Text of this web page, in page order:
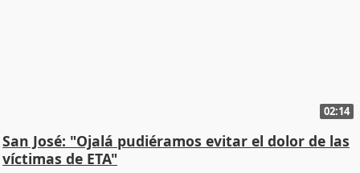
02:14
San José: "Ojalá pudiéramos evitar el dolor de las
víctimas de ETA"